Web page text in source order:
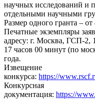
научных исследований и
отдельными научными
Размер одного гранта –
Печатные экземпляры
адресу: г. Москва, ГСП-2,
17 часов 00 минут (по
года.
Извещение
конкурса: https://
Конкурсная
документация: https://